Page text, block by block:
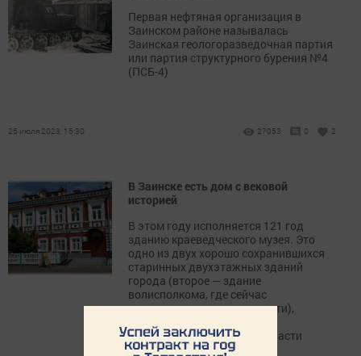
Первая нефтяная организация в
Заинском районе называлась
Заинская геологоразведочная партия
или партия структурного бурения №4
(ПСБ-4)
25 июля 2023, 15:30 27053 0 2
В Заинске есть дом с вековой
историей
В этом году исполняется 121 год
зданию краеведческого музея. Это
одно из двух хорошо сохранившихся
старинных двухэтажных зданий
города (второе — здание
волисполкома, где сейчас
размещается медресэ мечети),
украшением исторической части
нашего города.